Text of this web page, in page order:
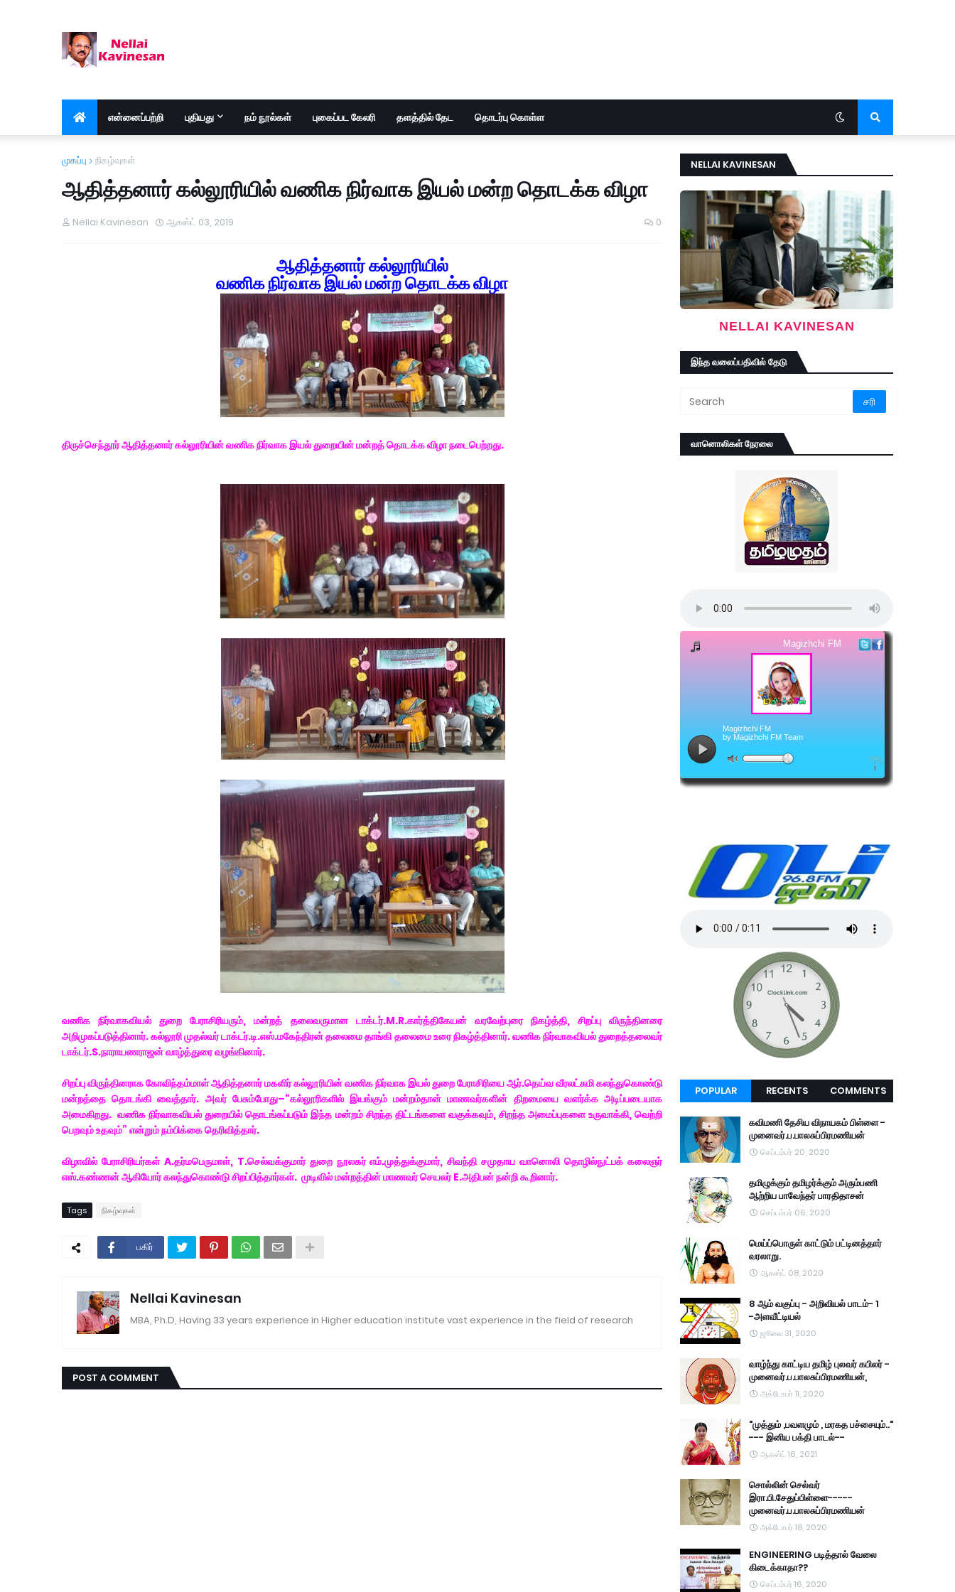
என்னைப்பற்றி புதியது நம் நூல்கள் புகைப்பட கேலரி தளத்தில் தேட தொடர்பு கொள்ள
முகப்பு நிகழ்வுகள்
ஆதித்தனார் கல்லூரியில் வணிக நிர்வாக இயல் மன்ற தொடக்க விழா
Nellai Kavinesan ஆகஸ்ட் 03, 2019 0
ஆதித்தனார் கல்லூரியில்
வணிக நிர்வாக இயல் மன்ற தொடக்க விழா
திருச்செந்தூர் ஆதித்தனார் கல்லூரியின் வணிக நிர்வாக இயல் துறையின் மன்றத் தொடக்க விழா நடைபெற்றது.
வணிக நிர்வாகவியல் துறை பேராசிரியரும், மன்றத் தலைவருமான டாக்டர்.M.R.கார்த்திகேயன் வரவேற்புரை நிகழ்த்தி, சிறப்பு விருந்தினரை
அறிமுகப்படுத்தினார். கல்லூரி முதல்வர் டாக்டர்.டி.எஸ்.மகேந்திரன் தலைமை தாங்கி தலைமை உரை நிகழ்த்தினார். வணிக நிர்வாகவியல் துறைத்தலைவர்
டாக்டர்.S.நாராயணராஜன் வாழ்த்துரை வழங்கினார்.
சிறப்பு விருந்தினராக கோவிந்தம்மாள் ஆதித்தனார் மகளிர் கல்லூரியின் வணிக நிர்வாக இயல் துறை பேராசிரியை ஆர்.தெய்வ வீரலட்சுமி கலந்துகொண்டு
மன்றத்தை தொடங்கி வைத்தார். அவர் பேசும்போது–“கல்லூரிகளில் இயங்கும் மன்றம்தான் மாணவர்களின் திறமையை வளர்க்க அடிப்படையாக
அமைகிறது. வணிக நிர்வாகவியல் துறையில் தொடங்கப்படும் இந்த மன்றம் சிறந்த திட்டங்களை வகுக்கவும், சிறந்த அமைப்புகளை உருவாக்கி, வெற்றி
பெறவும் உதவும்” என்றும் நம்பிக்கை தெரிவித்தார்.
விழாவில் பேராசிரியர்கள் A.தர்மபெருமாள், T.செல்வக்குமார் துறை நூலகர் எம்.முத்துக்குமார், சிவந்தி சமுதாய வானொலி தொழில்நுட்பக் கலைஞர்
எஸ்.கண்ணன் ஆகியோர் கலந்துகொண்டு சிறப்பித்தார்கள். முடிவில் மன்றத்தின் மாணவர் செயலர் E.அதிபன் நன்றி கூறினார்.
Tags நிகழ்வுகள்
பகிர்
Nellai Kavinesan
MBA, Ph.D, Having 33 years experience in Higher education institute vast experience in the field of research
POST A COMMENT
NELLAI KAVINESAN
NELLAI KAVINESAN
இந்த வலைப்பதிவில் தேடு
வானொலிகள் நேரலை
POPULAR RECENTS COMMENTS
கவிமணி தேசிய விநாயகம் பிள்ளை -
முனைவர்.ப.பாலசுப்பிரமணியன்
செப்டம்பர் 20, 2020
தமிழுக்கும் தமிழர்க்கும் அரும்பணி
ஆற்றிய பாவேந்தர் பாரதிதாசன்
செப்டம்பர் 06, 2020
மெய்ப்பொருள் காட்டும் பட்டினத்தார்
வரலாறு.
ஆகஸ்ட் 08, 2020
8 ஆம் வகுப்பு - அறிவியல் பாடம்- 1
-அளவீட்டியல்
ஜூலை 31, 2020
வாழ்ந்து காட்டிய தமிழ் புலவர் கபிலர் -
முனைவர்.ப.பாலசுப்பிரமணியன்,
அக்டோபர் 11, 2020
"முத்தும் ,பவளமும் , மரகத பச்சையும்.."
--- இனிய பக்தி பாடல்--
ஆகஸ்ட் 16, 2021
சொல்லின் செல்வர்
இரா.பி.சேதுப்பிள்ளை-----
முனைவர்.ப.பாலசுப்பிரமணியன்
அக்டோபர் 18, 2020
ENGINEERING படித்தால் வேலை
கிடைக்காதா??
செப்டம்பர் 16, 2020